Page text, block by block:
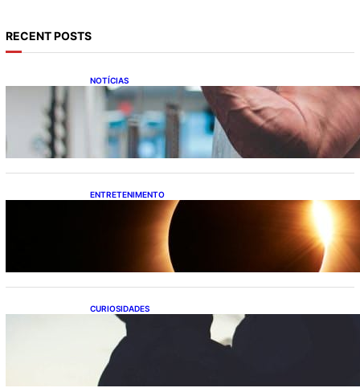
RECENT POSTS
NOTÍCIAS
“Epidemia do suco”: uso de anabolizantes
cresce e acende alerta sobre riscos à saúde
ENTRETENIMENTO
Eclipse solar pode virar a chave para seu
signo: veja o que muda nesta semana
CURIOSIDADES
A ausência do pai pode deixar marcas na
vida adulta — e nem sempre elas aparecem
onde você imagina